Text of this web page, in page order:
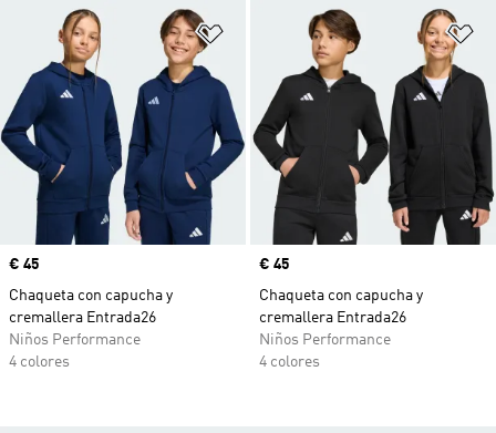
Añadir a la lista de deseos
Precio
€ 45
Chaqueta con capucha y
cremallera Entrada26
Niños Performance
4 colores
Precio
€ 45
Chaqueta con capucha y
cremallera Entrada26
Niños Performance
4 colores